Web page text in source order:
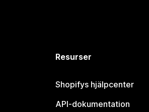
Resurser
Shopifys hjälpcenter
API-dokumentation